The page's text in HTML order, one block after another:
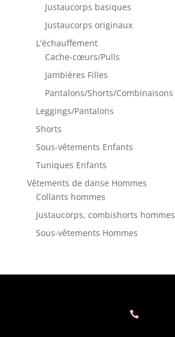
Justaucorps basiques
Justaucorps originaux
L'échauffement
Cache-cœurs/Pulls
Jambières Filles
Pantalons/Shorts/Combinaisons
Leggings/Pantalons
Shorts
Sous-vêtements Enfants
Tuniques Enfants
Vêtements de danse Hommes
Collants hommes
Justaucorps, combishorts hommes
Sous-vêtements Hommes
